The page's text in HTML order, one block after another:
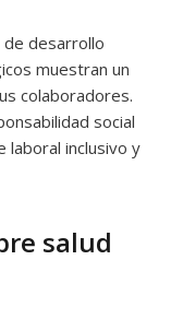
desarrollo
muestran un
colaboradores.
social
laboral inclusivo y
salud